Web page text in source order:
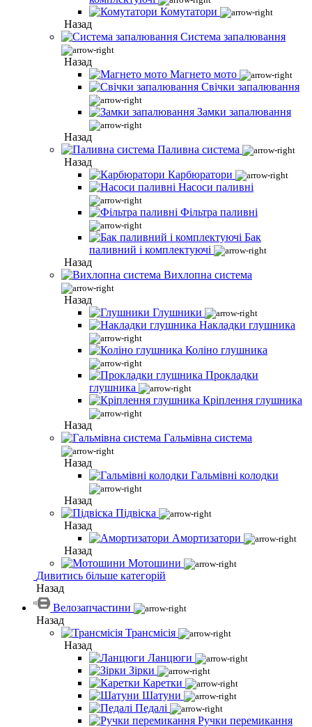
Комутатори
Назад
Система запалювання
Назад
Магнето мото
Свічки запалювання
Замки запалювання
Назад
Паливна система
Назад
Карбюратори
Насоси паливні
Фільтра паливні
Бак
паливний і комплектуючі
Назад
Вихлопна система
Назад
Глушники
Накладки глушника
Коліно глушника
Прокладки
глушника
Кріплення глушника
Назад
Гальмівна система
Назад
Гальмівні колодки
Назад
Підвіска
Назад
Амортизатори
Назад
Мотошини
Дивитись більше категорій
Назад
Велозапчастини
Назад
Трансмісія
Назад
Ланцюги
Зірки
Каретки
Шатуни
Педалі
Ручки перемикання